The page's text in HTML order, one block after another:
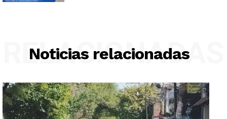
Noticias relacionadas
RELACIONADAS